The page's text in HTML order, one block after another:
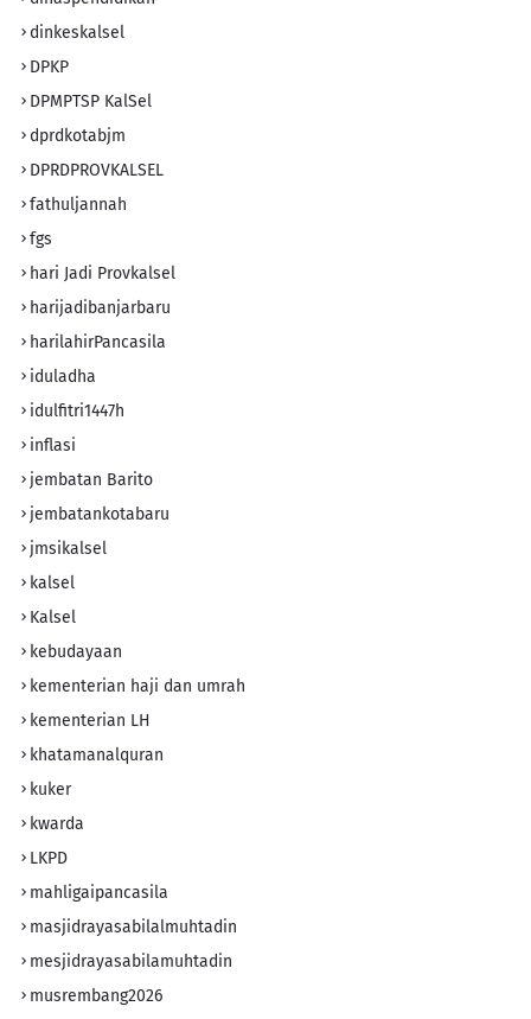
dinkeskalsel
DPKP
DPMPTSP KalSel
dprdkotabjm
DPRDPROVKALSEL
fathuljannah
fgs
hari Jadi Provkalsel
harijadibanjarbaru
harilahirPancasila
iduladha
idulfitri1447h
inflasi
jembatan Barito
jembatankotabaru
jmsikalsel
kalsel
Kalsel
kebudayaan
kementerian haji dan umrah
kementerian LH
khatamanalquran
kuker
kwarda
LKPD
mahligaipancasila
masjidrayasabilalmuhtadin
mesjidrayasabilamuhtadin
musrembang2026